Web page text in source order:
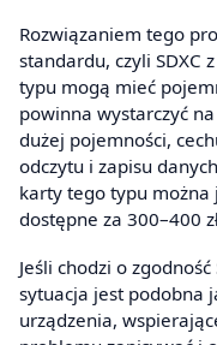
Rozwiązaniem tego
standardu, czyli SDXC
typu mogą mieć
powinna wystarczyć
dużej pojemności,
odczytu i zapisu
karty tego typu można
dostępne za 300–400
Jeśli chodzi o
sytuacja jest podobna
urządzenia,